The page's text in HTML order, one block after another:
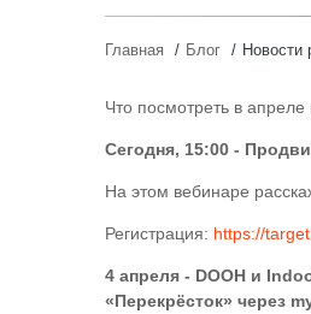
Главная Блог Новости
Что посмотреть в
Сегодня, 15:00 -
На этом вебинаре
Регистрация: https://
4 апреля - DOOH и
«Перекрёсток» через